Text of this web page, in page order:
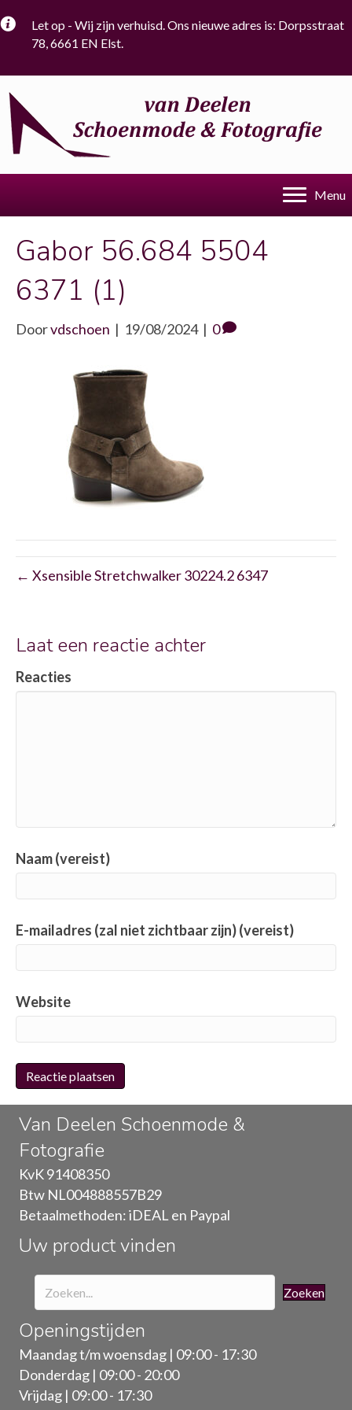
Let op - Wij zijn verhuisd. Ons nieuwe adres is: Dorpsstraat
78, 6661 EN Elst.
Menu
Gabor 56.684 5504
6371 (1)
Doorvdschoen | 19/08/2024 | 0
← Xsensible Stretchwalker 30224.2 6347
Laat een reactie achter
Reacties
Naam (vereist)
E-mailadres (zal niet zichtbaar zijn) (vereist)
Website
Van Deelen Schoenmode &
Fotografie
KvK 91408350
Btw NL004888557B29
Betaalmethoden: iDEAL en Paypal
Uw product vinden
Zoeken
Openingstijden
Maandag t/m woensdag | 09:00 - 17:30
Donderdag | 09:00 - 20:00
Vrijdag | 09:00 - 17:30